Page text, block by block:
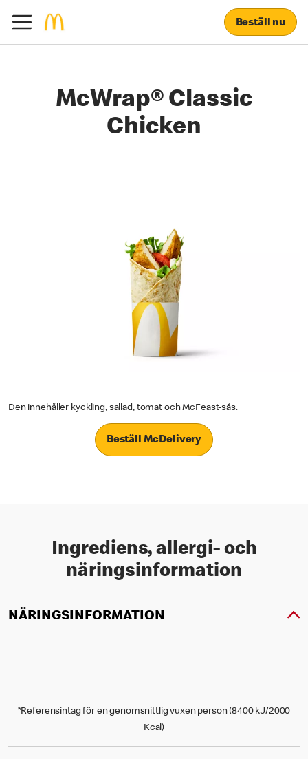
Beställ nu
McWrap® Classic
Chicken
Den innehåller kyckling, sallad, tomat och McFeast-sås.
Beställ McDelivery
Ingrediens, allergi- och
näringsinformation
NÄRINGSINFORMATION
*Referensintag för en genomsnittlig vuxen person (8400 kJ/2000
Kcal)